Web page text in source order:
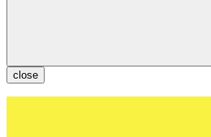
close